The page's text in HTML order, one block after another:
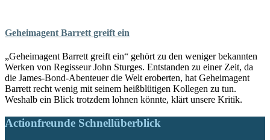
Geheimagent Barrett greift ein
„Geheimagent Barrett greift ein“ gehört zu den weniger bekannten
Werken von Regisseur John Sturges. Entstanden zu einer Zeit, da
die James-Bond-Abenteuer die Welt eroberten, hat Geheimagent
Barrett recht wenig mit seinem heißblütigen Kollegen zu tun.
Weshalb ein Blick trotzdem lohnen könnte, klärt unsere Kritik.
Actionfreunde Schnellüberblick